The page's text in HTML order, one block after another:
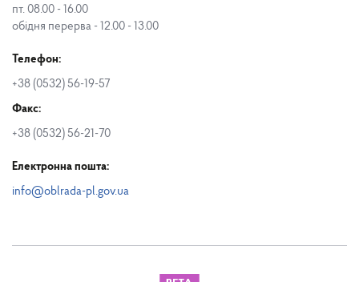
пт. 08.00 - 16.00
обідня перерва - 12.00 - 13.00
Телефон:
+38 (0532) 56-19-57
Факс:
+38 (0532) 56-21-70
Електронна пошта:
info@oblrada-pl.gov.ua